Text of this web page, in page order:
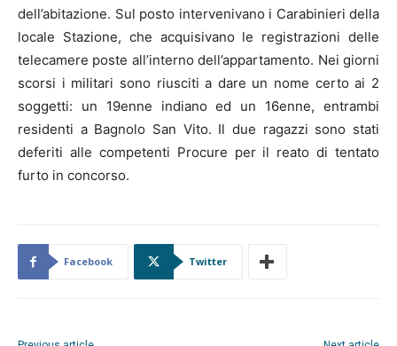
dell’abitazione. Sul posto intervenivano i Carabinieri della
locale Stazione, che acquisivano le registrazioni delle
telecamere poste all’interno dell’appartamento. Nei giorni
scorsi i militari sono riusciti a dare un nome certo ai 2
soggetti: un 19enne indiano ed un 16enne, entrambi
residenti a Bagnolo San Vito. Il due ragazzi sono stati
deferiti alle competenti Procure per il reato di tentato
furto in concorso.
Facebook Twitter